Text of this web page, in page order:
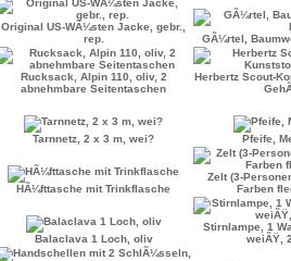
Original US-WÃ¼sten Jacke, gebr.,
rep.
GÃ¼rtel,
Rucksack, Alpin 110, oliv, 2
abnehmbare Seitentaschen
Herbertz Scout-
Tarnnetz, 2 x 3 m, wei? Pfeife,
HÃ¼fttasche mit Trinkflasche
Zelt (3-
Farben
Balaclava 1 Loch, oliv
Stirnlampe, 1
weiÃŸ,